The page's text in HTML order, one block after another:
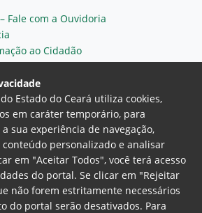
Fale com a Ouvidoria
ao Cidadão
Público do Estado do Ceará
Estado do Ceará utiliza cookies,
em caráter temporário, para
sua experiência de navegação,
personalizado e analisar
em "Aceitar Todos", você terá acesso
do portal. Se clicar em "Rejeitar
não forem estritamente necessários
do portal serão desativados. Para